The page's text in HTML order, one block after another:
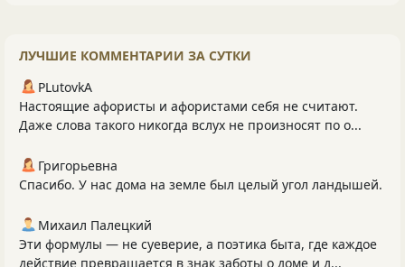
ЛУЧШИЕ КОММЕНТАРИИ ЗА СУТКИ
PLutоvkА
Настоящие афористы и афористами себя не считают.
Даже слова такого никогда вслух не произносят по о...
Григорьевна
Спасибо. У нас дома на земле был целый угол ландышей.
Михаил Палецкий
Эти формулы — не суеверие, а поэтика быта, где каждое
действие превращается в знак заботы о доме и д...